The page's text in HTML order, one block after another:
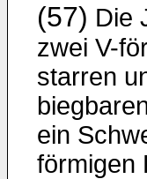
(57) Die
zwei V-
starren
ein
förmigen